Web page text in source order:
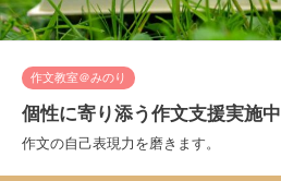
作文教室＠みのり
個性に寄り添う作文支援実施中
作文の自己表現力を磨きます。